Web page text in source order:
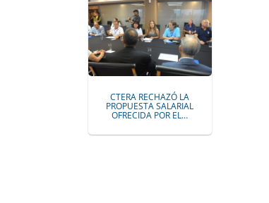
CTERA RECHAZÓ LA
PROPUESTA SALARIAL
OFRECIDA POR EL…